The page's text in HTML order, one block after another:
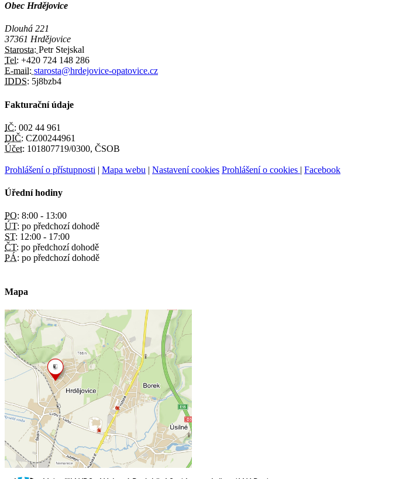
Obec Hrdějovice
Dlouhá 221
37361 Hrdějovice
Starosta: Petr Stejskal
Tel: +420 724 148 286
E-mail: starosta@hrdejovice-opatovice.cz
IDDS: 5j8bzb4
Fakturační údaje
IČ: 002 44 961
DIČ: CZ00244961
Účet: 101807719/0300, ČSOB
Prohlášení o přístupnosti | Mapa webu | Nastavení cookies Prohlášení o cookies | Facebook
Úřední hodiny
PO: 8:00 - 13:00
ÚT: po předchozí dohodě
ST: 12:00 - 17:00
ČT: po předchozí dohodě
PÁ: po předchozí dohodě
Mapa